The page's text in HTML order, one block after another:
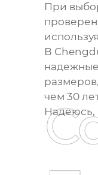
При
В
чем 30
Надеюсь,